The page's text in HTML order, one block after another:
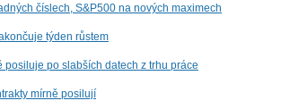
číslech, S&P500 na nových maximech
týden růstem
posiluje po slabších datech z trhu práce
mírně posilují